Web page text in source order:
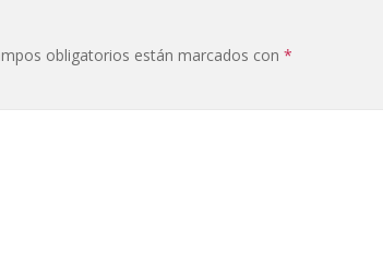
obligatorios están marcados con *